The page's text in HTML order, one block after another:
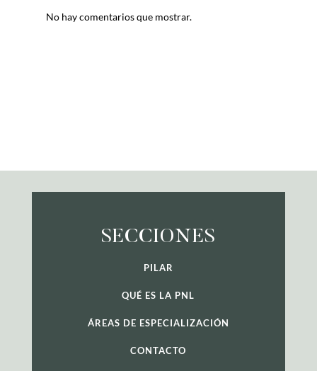
No hay comentarios que mostrar.
SECCIONES
PILAR
QUÉ ES LA PNL
ÁREAS DE ESPECIALIZACIÓN
CONTACTO